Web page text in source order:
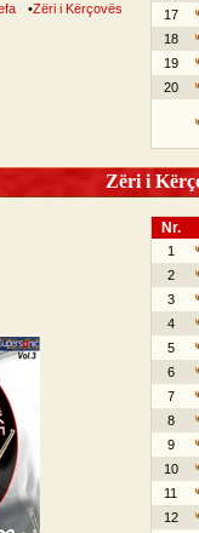
•Zëri i Kërçovës
17
18
19
20
Zëri i
Nr.
1
2
3
4
5
6
7
8
9
10
11
12